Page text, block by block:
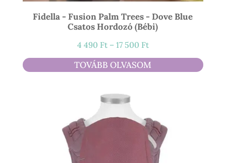
Fidella - Fusion Palm Trees - Dove Blue
Csatos Hordozó (bébi)
4 490 Ft – 17 500 FtÁrtartomány:
4
490 Ft
TOVÁBB OLVASOM